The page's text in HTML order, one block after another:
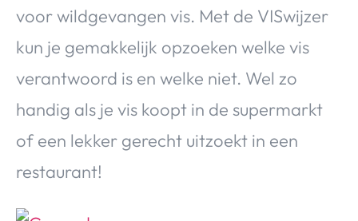
voor wildgevangen vis. Met de VISwijzer
kun je gemakkelijk opzoeken welke vis
verantwoord is en welke niet. Wel zo
handig als je vis koopt in de supermarkt
of een lekker gerecht uitzoekt in een
restaurant!